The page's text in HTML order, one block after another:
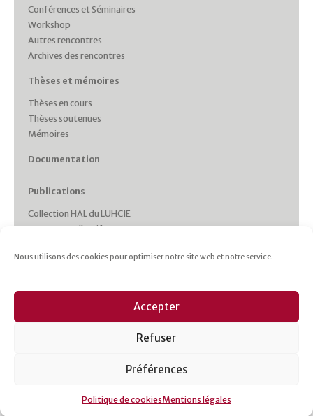
Nous utilisons des cookies pour optimiser notre site web et notre service.
Accepter
Refuser
Préférences
Politique de cookiesMentions légales
Conférences et Séminaires
Workshop
Autres rencontres
Archives des rencontres
Thèses et mémoires
Thèses en cours
Thèses soutenues
Mémoires
Documentation
Publications
Collection HAL du LUHCIE
Ouvrages collectifs
Working Papers
Italie plurielle
Cahiers d’études italiennes
Les cahiers du CRHIPA
Mentions légales Contact